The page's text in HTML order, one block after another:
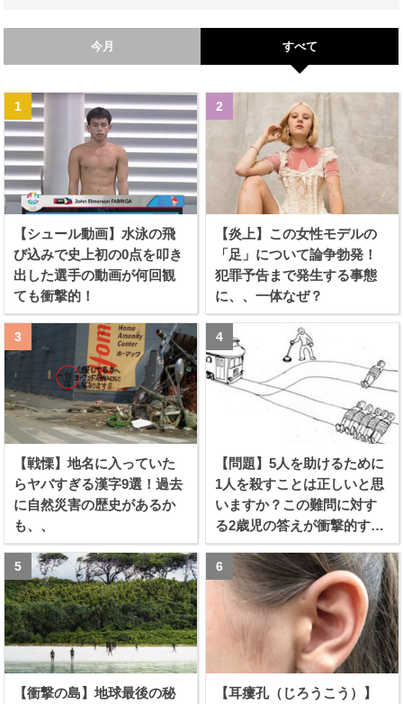
今月 すべて
【シュール動画】水泳の飛
び込みで史上初の0点を叩き
出した選手の動画が何回観
ても衝撃的！
【炎上】この女性モデルの
「足」について論争勃発！
犯罪予告まで発生する事態
に、、一体なぜ？
【戦慄】地名に入っていた
らヤバすぎる漢字9選！過去
に自然災害の歴史があるか
も、、
【問題】5人を助けるために
1人を殺すことは正しいと思
いますか？この難問に対す
る2歳児の答えが衝撃的すぎ
る！！
【衝撃の島】地球最後の秘
【耳瘻孔（じろうこう）】